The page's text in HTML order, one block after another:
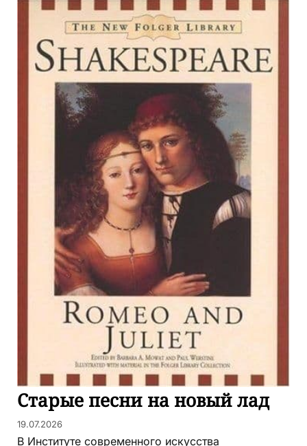
Старые песни на новый лад
19.07.2026
В Институте современного искусства